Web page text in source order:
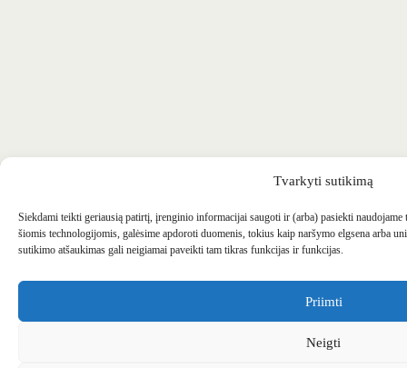
Tvarkyti sutikimą
Siekdami teikti geriausią patirtį, įrenginio informacijai saugoti ir (arba) pasiekti
šiomis technologijomis, galėsime apdoroti duomenis, tokius kaip naršymo elgsena arba
sutikimo atšaukimas gali neigiamai paveikti tam tikras funkcijas ir funkcijas.
Priimti
Neigti